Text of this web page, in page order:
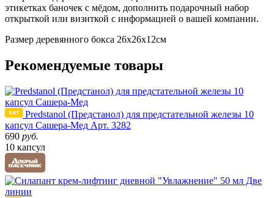
этикетках баночек с мёдом, дополнить подарочный набор
открыткой или визиткой с информацией о вашей компании.
Размер деревянного бокса 26х26х12см
Рекомендуемые товары
Predstanol (Предстанол) для предстательной железы 10
капсул Сашера-Мед Арт. 3282
690 руб.
10 капсул